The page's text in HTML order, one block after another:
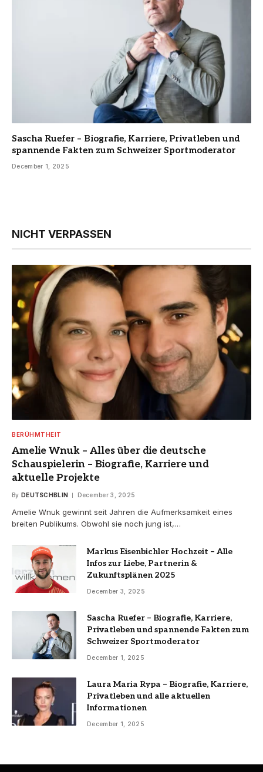
Sascha Ruefer – Biografie, Karriere, Privatleben und
spannende Fakten zum Schweizer Sportmoderator
December 1, 2025
NICHT VERPASSEN
BERÜHMTHEIT
Amelie Wnuk – Alles über die deutsche
Schauspielerin – Biografie, Karriere und
aktuelle Projekte
By DEUTSCHBLIN December 3, 2025
Amelie Wnuk gewinnt seit Jahren die Aufmerksamkeit eines
breiten Publikums. Obwohl sie noch jung ist,…
Markus Eisenbichler Hochzeit – Alle
Infos zur Liebe, Partnerin &
Zukunftsplänen 2025
December 3, 2025
Sascha Ruefer – Biografie, Karriere,
Privatleben und spannende Fakten zum
Schweizer Sportmoderator
December 1, 2025
Laura Maria Rypa – Biografie, Karriere,
Privatleben und alle aktuellen
Informationen
December 1, 2025